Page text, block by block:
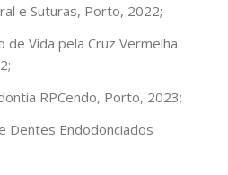
e Suturas, Porto, 2022;
de Vida pela Cruz Vermelha
RPCendo, Porto, 2023;
Dentes Endodonciados